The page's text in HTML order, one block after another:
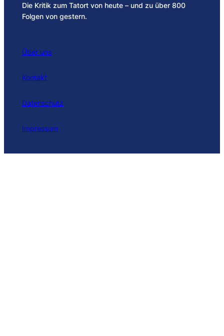
Die Kritik zum Tatort von heute – und zu über 800
Folgen von gestern.
Über uns
Kontakt
Datenschutz
Impressum